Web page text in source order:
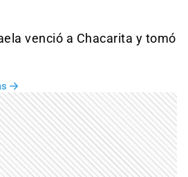
venció a Chacarita y tomó